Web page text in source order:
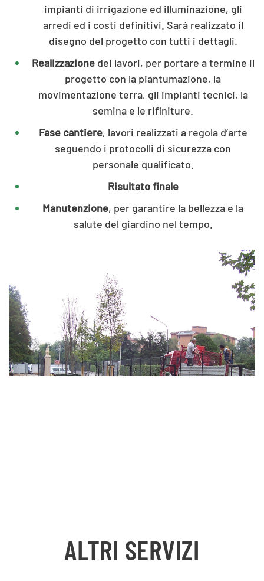
impianti di irrigazione ed illuminazione, gli
arredi ed i costi definitivi. Sarà realizzato il
disegno del progetto con tutti i dettagli.
Realizzazionedei lavori, per portare a termine il
progetto con la piantumazione, la
movimentazione terra, gli impianti tecnici, la
semina e le rifiniture.
Fase cantiere, lavori realizzati a regola d’arte
seguendo i protocolli di sicurezza con
personale qualificato.
Risultato finale
Manutenzione, per garantire la bellezza e la
salute del giardino nel tempo.
ALTRI SERVIZI